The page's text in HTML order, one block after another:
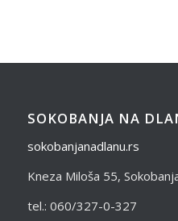
SOKOBANJA NA
sokobanjanadlanu.rs
Kneza Miloša 55,
tel.: 060/327-0-327